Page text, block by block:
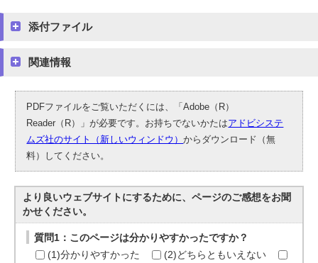
添付ファイル
関連情報
PDFファイルをご覧いただくには、「Adobe（R）
Reader（R）」が必要です。お持ちでないかたはアドビシステ
ムズ社のサイト（新しいウィンドウ）からダウンロード（無
料）してください。
より良いウェブサイトにするために、ページのご感想をお聞
かせください。
質問1：このページは分かりやすかったですか？
(1)分かりやすかった
(2)どちらともいえない